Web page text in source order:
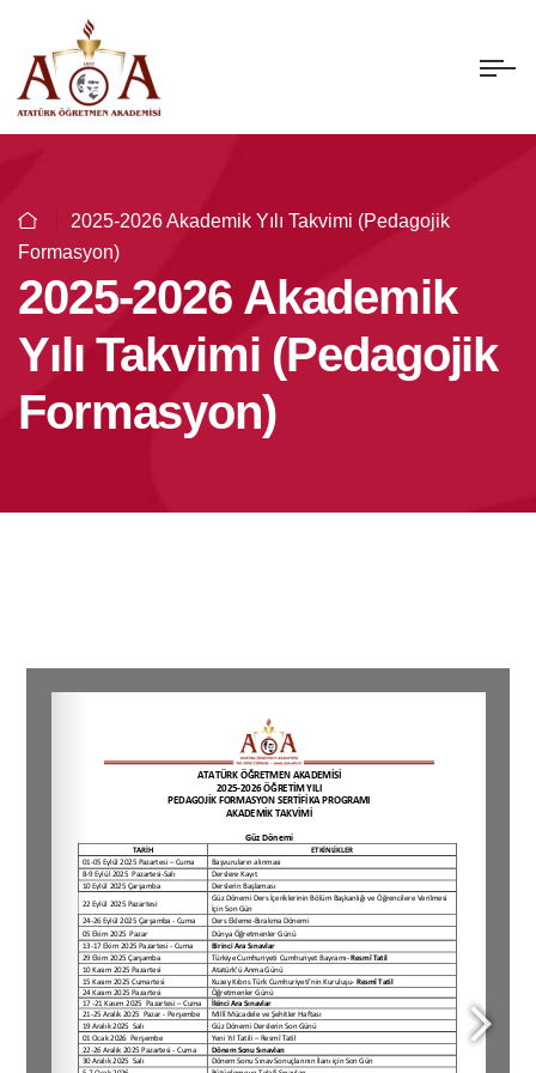
2025-2026 Akademik Yılı Takvimi (Pedagojik
Formasyon)
2025-2026 Akademik
Yılı Takvimi (Pedagojik
Formasyon)